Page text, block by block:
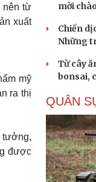
nên từ
xuất
mỹ
ra thị
tưởng,
được
mời
Chiến
Những
Từ cây
bonsai,
QUÂN